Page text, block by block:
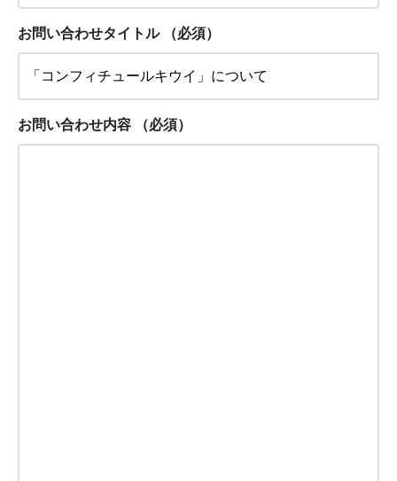
お問い合わせタイトル （必須）
お問い合わせ内容 （必須）